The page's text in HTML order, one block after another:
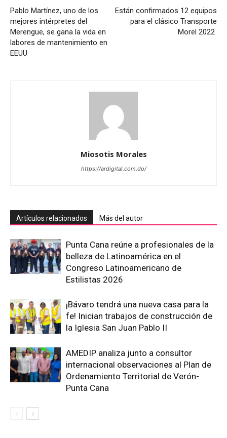
Pablo Martínez, uno de los
mejores intérpretes del
Merengue, se gana la vida en
labores de mantenimiento en
EEUU
Están confirmados 12 equipos
para el clásico Transporte
Morel 2022
Miosotis Morales
https://ardigital.com.do/
Artículos relacionados Más del autor
Punta Cana reúne a profesionales de la
belleza de Latinoamérica en el
Congreso Latinoamericano de
Estilistas 2026
¡Bávaro tendrá una nueva casa para la
fe! Inician trabajos de construcción de
la Iglesia San Juan Pablo II
AMEDIP analiza junto a consultor
internacional observaciones al Plan de
Ordenamiento Territorial de Verón-
Punta Cana